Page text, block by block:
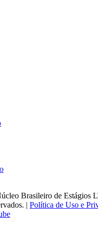
Brasileiro de Estágios
| Política de Uso e